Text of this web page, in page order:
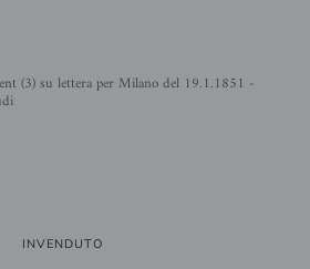
INVENDUTO